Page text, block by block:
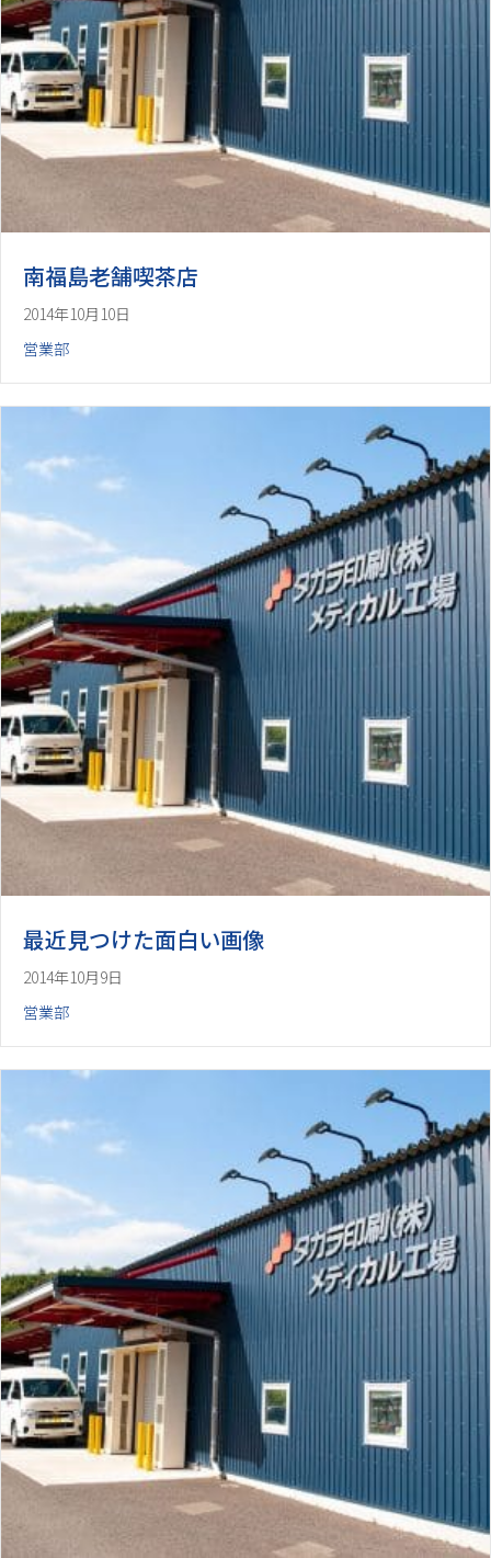
南福島老舗喫茶店
2014年10月10日
営業部
最近見つけた面白い画像
2014年10月9日
営業部